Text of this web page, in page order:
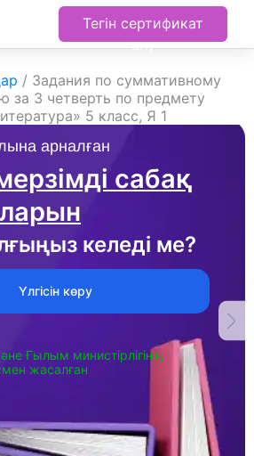
Тегін сертификат
алу
арналған
сабақ
келеді ме?
Үлгісін көру
Ғылым министірлігінің
жасалған
/ Задания по суммативному
за 3 четверть по предмету
5 класс, Я 1